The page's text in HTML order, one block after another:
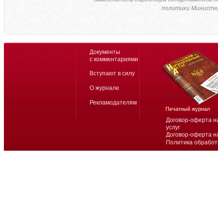
политики
Договор-оферта
услуг
Договор-оферта
Политика
Документы
с комментариями
Вступают в силу
О журнале
Рекламодателям
Печатный журнал